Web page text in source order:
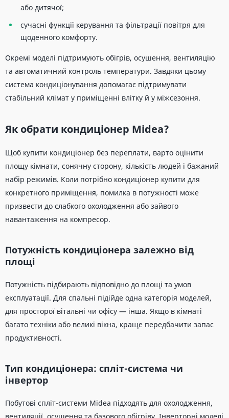
або дитячої;
сучасні функції керування та фільтрації повітря для
щоденного комфорту.
Окремі моделі підтримують обігрів, осушення, вентиляцію
та автоматичний контроль температури. Завдяки цьому
система кондиціонування допомагає підтримувати
стабільний клімат у приміщенні влітку й у міжсезоння.
Як обрати кондиціонер Midea?
Щоб купити кондиціонер без переплати, варто оцінити
площу кімнати, сонячну сторону, кількість людей і бажаний
набір режимів. Коли потрібно кондиціонер купити для
конкретного приміщення, помилка в потужності може
призвести до слабкого охолодження або зайвого
навантаження на компресор.
Потужність кондиціонера залежно від
площі
Потужність підбирають відповідно до площі та умов
експлуатації. Для спальні підійде одна категорія моделей,
для просторої вітальні чи офісу — інша. Якщо в кімнаті
багато техніки або великі вікна, краще передбачити запас
продуктивності.
Тип кондиціонера: спліт-система чи
інвертор
Побутові спліт-системи Midea підходять для охолодження,